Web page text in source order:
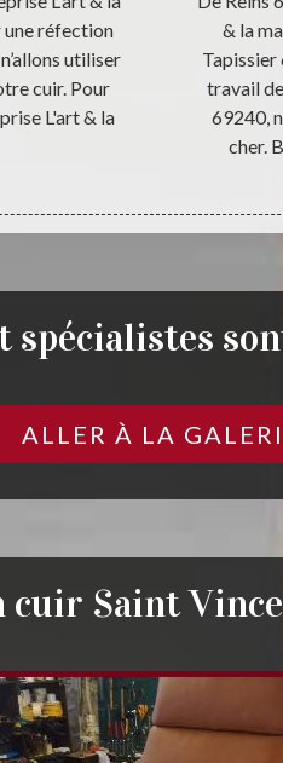
une réfection
utiliser
cuir. Pour
L'art & la
& la
Tapissier
travail
69240,
cher.
spécialistes
ALLER À LA
cuir Saint